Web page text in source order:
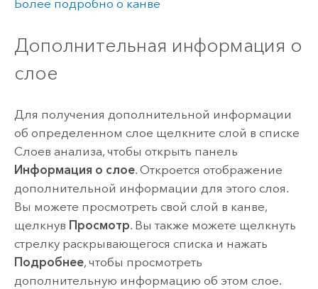
Более подробно о канве
Дополнительная информация о
слое
Для получения дополнительной информации
об определенном слое щелкните слой в списке
Слоев анализа, чтобы открыть панель
Информация о слое. Откроется отображение
дополнительной информации для этого слоя.
Вы можете просмотреть свой слой в канве,
щелкнув Просмотр. Вы также можете щелкнуть
стрелку раскрывающегося списка и нажать
Подробнее, чтобы просмотреть
дополнительную информацию об этом слое.